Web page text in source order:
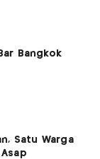
Bangkok
Satu Warga